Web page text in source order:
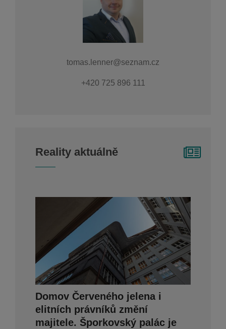
tomas.lenner@seznam.cz
+420 725 896 111
Reality aktuálně
Domov Červeného jelena i
elitních právníků změní
majitele. Šporkovský palác je